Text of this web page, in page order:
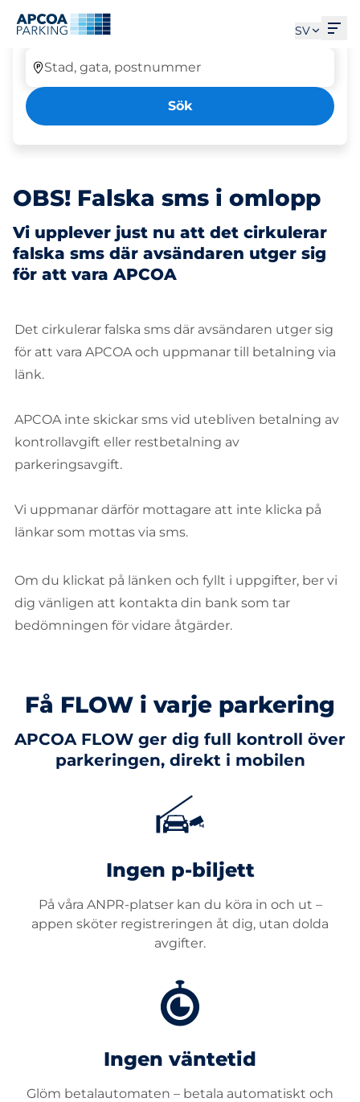
SV
Hitta en parkeringsplats
Sök
OBS! Falska sms i omlopp
Vi upplever just nu att det cirkulerar
falska sms där avsändaren utger sig
för att vara APCOA
Det cirkulerar falska sms där avsändaren utger sig
för att vara APCOA och uppmanar till betalning via
länk.
APCOA inte skickar sms vid utebliven betalning av
kontrollavgift eller restbetalning av
parkeringsavgift.
Vi uppmanar därför mottagare att inte klicka på
länkar som mottas via sms.
Om du klickat på länken och fyllt i uppgifter, ber vi
dig vänligen att kontakta din bank som tar
bedömningen för vidare åtgärder.
Få FLOW i varje parkering
APCOA FLOW ger dig full kontroll över
parkeringen, direkt i mobilen
Ingen p-biljett
På våra ANPR-platser kan du köra in och ut –
appen sköter registreringen åt dig, utan dolda
avgifter.
Ingen väntetid
Glöm betalautomaten – betala automatiskt och